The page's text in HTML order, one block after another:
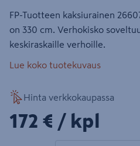
FP-Tuotteen kaksiurainen
on 330 cm. Verhokisko
keskiraskaille verhoille.
Lue koko tuotekuvaus
Hinta verkkokaupassa
172€/kpl
172 € / kpl